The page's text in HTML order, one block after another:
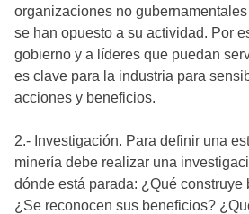
organizaciones no
se han opuesto a su actividad. Por
gobierno y a líderes que puedan
es clave para la industria para
acciones y beneficios.
2.- Investigación. Para definir una
minería debe realizar una
dónde está parada: ¿Qué construye
¿Se reconocen sus beneficios?